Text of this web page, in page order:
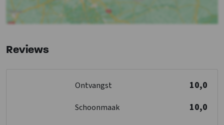
Golfbaan: < 1 km
Reviews
Ontvangst 10,0
Schoonmaak 10,0